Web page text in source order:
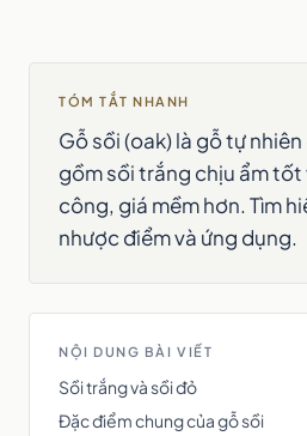
TÓM TẮT NHANH
Gỗ sồi (oak) là gỗ tự
gồm sồi trắng chịu ẩm tốt
công, giá mềm hơn. Tìm
nhược điểm và ứng dụng.
NỘI DUNG BÀI VIẾT
Sồi trắng và sồi đỏ
Đặc điểm chung của gỗ sồi